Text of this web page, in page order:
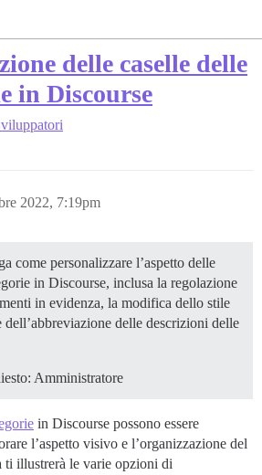
delle caselle delle
in Discourse
2022, 7:19pm
come personalizzare l’aspetto delle
in Discourse, inclusa la regolazione
in evidenza, la modifica dello stile
dell’abbreviazione delle descrizioni delle
Amministratore
in Discourse possono essere
l’aspetto visivo e l’organizzazione del
ti illustrerà le varie opzioni di